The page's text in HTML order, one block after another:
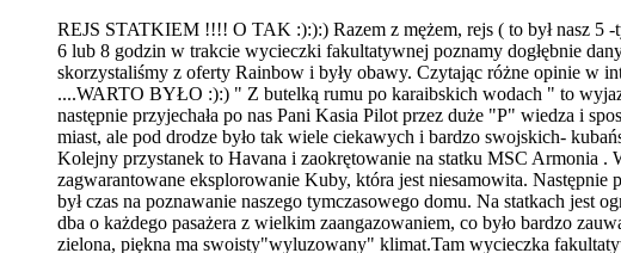
REJS STATKIEM !!!! O TAK :):):) Razem z mężem, rejs ( to był nasz 5
6 lub 8 godzin w trakcie wycieczki fakultatywnej poznamy dogłębnie
skorzystaliśmy z oferty Rainbow i były obawy. Czytając różne opinie w
....WARTO BYŁO :):) " Z butelką rumu po karaibskich wodach " to
następnie przyjechała po nas Pani Kasia Pilot przez duże "P" wiedza i
miast, ale pod drodze było tak wiele ciekawych i bardzo swojskich-
Kolejny przystanek to Havana i zaokrętowanie na statku MSC Armonia .
zagwarantowane eksplorowanie Kuby, która jest niesamowita.
był czas na poznawanie naszego tymczasowego domu. Na statkach jest
dba o każdego pasażera z wielkim zaangazowaniem, co było bardzo
zielona, piękna ma swoisty"wyluzowany" klimat.Tam wycieczka